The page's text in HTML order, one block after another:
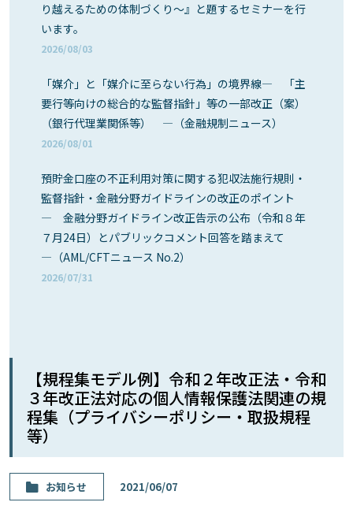
り越えるための体制づくり～』と題するセミナーを行
います。
2026/08/03
「媒介」と「媒介に至らない行為」の境界線― 「主
要行等向けの総合的な監督指針」等の一部改正（案）
（銀行代理業関係等） ―（金融規制ニュース）
2026/08/01
預貯金口座の不正利用対策に関する犯収法施行規則・
監督指針・金融分野ガイドラインの改正のポイント
― 金融分野ガイドライン改正告示の公布（令和８年
７月24日）とパブリックコメント回答を踏まえて
―（AML/CFTニュース No.2）
2026/07/31
【規程集モデル例】令和２年改正法・令和
３年改正法対応の個人情報保護法関連の規
程集（プライバシーポリシー・取扱規程
等）
お知らせ 2021/06/07